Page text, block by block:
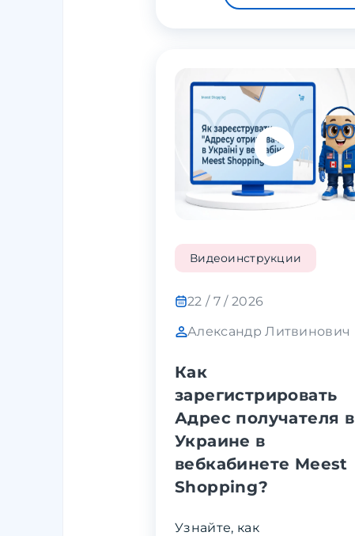
Видеоинструкции
22 / 7 / 2026
Александр Литвинович
Как
зарегистрировать
Адрес получателя в
Украине в
вебкабинете Meest
Shopping?
Узнайте, как